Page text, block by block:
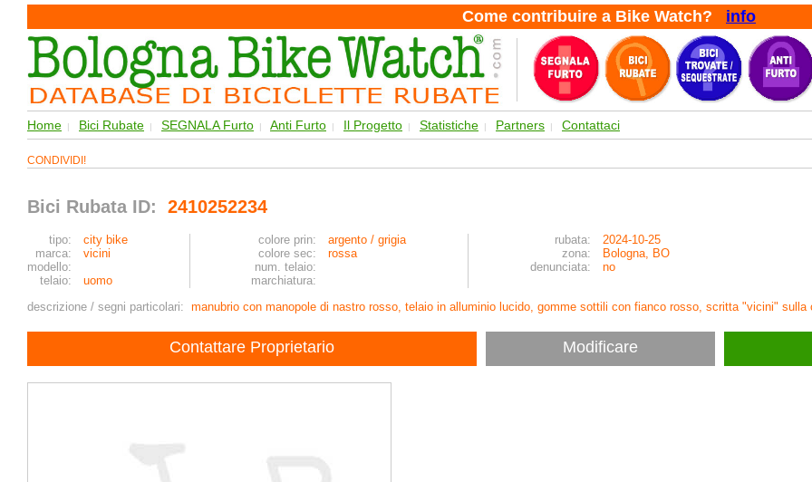
Come contribuire a Bike Watch? info
Home | Bici Rubate | SEGNALA Furto | Anti Furto | Il Progetto | Statistiche | Partners | Contattaci
CONDIVIDI!
Bici Rubata ID: 2410252234
tipo: city bike colore prin: argento / grigia rubata:
2024-10-25
marca:
vicini colore sec: rossa zona:
Bologna, BO
modello:
num. telaio: denunciata:
no
telaio:
uomo
marchiatura:
descrizione / segni particolari: manubrio con manopole di nastro rosso, telaio in alluminio lucido, gomme sottili con fianco rosso, scritta "vicini" sulla
Contattare Proprietario Modificare